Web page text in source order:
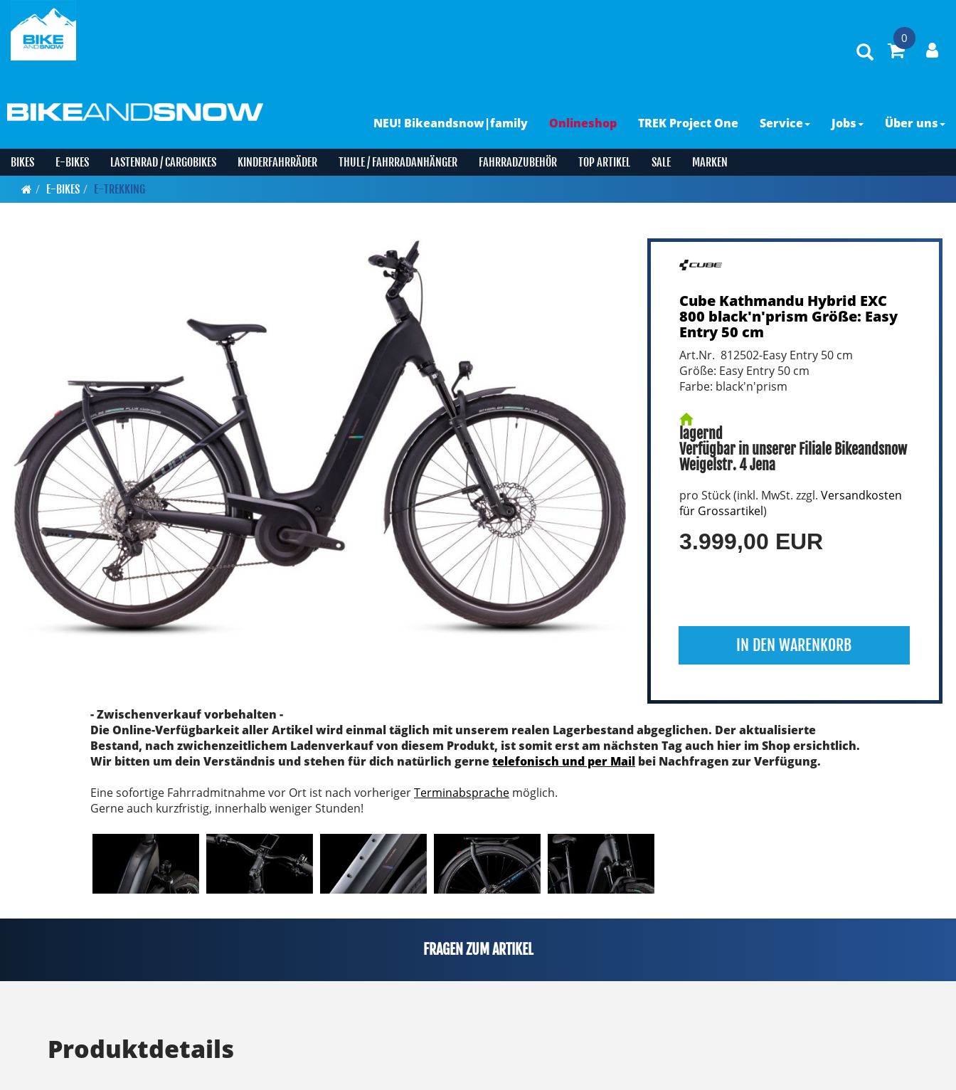
0
NEU! Bikeandsnow|family Onlineshop TREK Project One Service Jobs Über uns
BIKES E-BIKES LASTENRAD / CARGOBIKES KINDERFAHRRÄDER THULE / FAHRRADANHÄNGER FAHRRADZUBEHÖR TOP ARTIKEL SALE
MARKEN
E-BIKES
E-TREKKING
Cube Kathmandu Hybrid EXC
800 black'n'prism Größe: Easy
Entry 50 cm
Art.Nr. 812502-Easy Entry 50 cm
Größe: Easy Entry 50 cm
Farbe: black'n'prism
lagernd
Verfügbar in unserer Filiale Bikeandsnow
Weigelstr. 4 Jena
pro Stück (inkl. MwSt. zzgl. Versandkosten
für Grossartikel)
3.999,00 EUR
IN DEN WARENKORB
- Zwischenverkauf vorbehalten -
Die Online-Verfügbarkeit aller Artikel wird einmal täglich mit unserem realen Lagerbestand abgeglichen. Der aktualisierte
Bestand, nach zwichenzeitlichem Ladenverkauf von diesem Produkt, ist somit erst am nächsten Tag auch hier im Shop ersichtlich.
Wir bitten um dein Verständnis und stehen für dich natürlich gernetelefonisch und per Mail bei Nachfragen zur Verfügung.
Eine sofortige Fahrradmitnahme vor Ort ist nach vorherigerTerminabsprache möglich.
Gerne auch kurzfristig, innerhalb weniger Stunden!
FRAGEN ZUM ARTIKEL
Produktdetails